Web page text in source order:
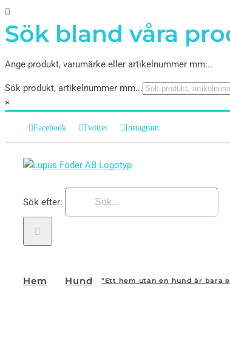
Sök bland våra
Ange produkt, varumärke eller artikelnummer mm...
Sök produkt, artikelnummer mm...
×
Facebook Twitter Instagram
Sök efter:
Hem Hund "Ett hem utan en hund är bara